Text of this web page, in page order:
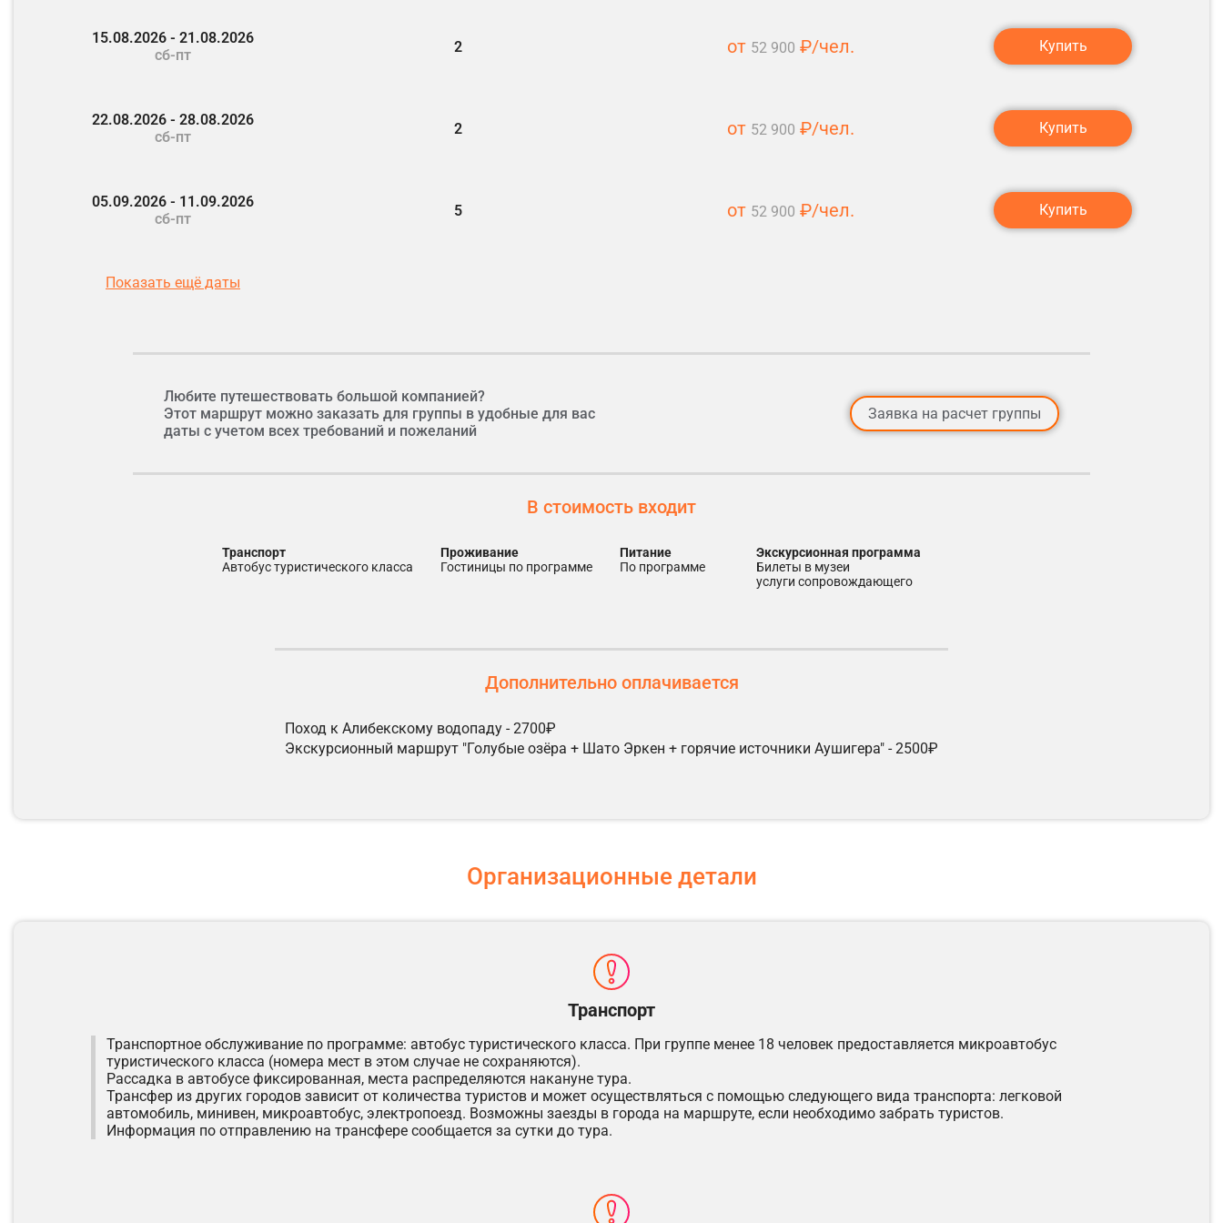
15.08.2026 - 21.08.2026
сб-пт
2 от 52 900 ₽/чел. Купить
22.08.2026 - 28.08.2026
сб-пт
2 от 52 900 ₽/чел. Купить
05.09.2026 - 11.09.2026
сб-пт
5 от 52 900 ₽/чел. Купить
Показать ещё даты
Любите путешествовать большой компанией?
Этот маршрут можно заказать для группы в удобные для вас
даты с учетом всех требований и пожеланий
Заявка на расчет группы
В стоимость входит
Транспорт
автобус туристического класса
Проживание
гостиницы по программе
Питание
по программе
Экскурсионная программа
билеты в музеи
услуги сопровождающего
Дополнительно оплачивается
Поход к Алибекскому водопаду - 2700₽
Экскурсионный маршрут "Голубые озёра + Шато Эркен + горячие источники Аушигера" - 2500₽
Организационные детали
Транспорт
Транспортное обслуживание по программе: автобус туристического класса. При группе менее 18 человек предоставляется микроавтобус
туристического класса (номера мест в этом случае не сохраняются).
Рассадка в автобусе фиксированная, места распределяются накануне тура.
Трансфер из других городов зависит от количества туристов и может осуществляться с помощью следующего вида транспорта: легковой
автомобиль, минивен, микроавтобус, электропоезд. Возможны заезды в города на маршруте, если необходимо забрать туристов.
Информация по отправлению на трансфере сообщается за сутки до тура.